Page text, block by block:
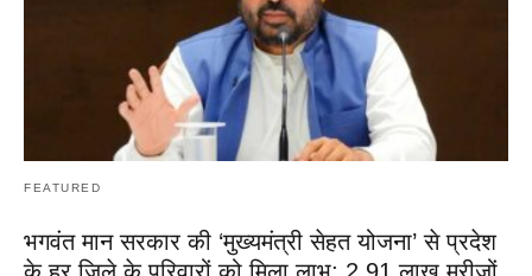
FEATURED
भगवंत मान सरकार की ‘मुख्यमंत्री सेहत योजना’ से प्रदेश